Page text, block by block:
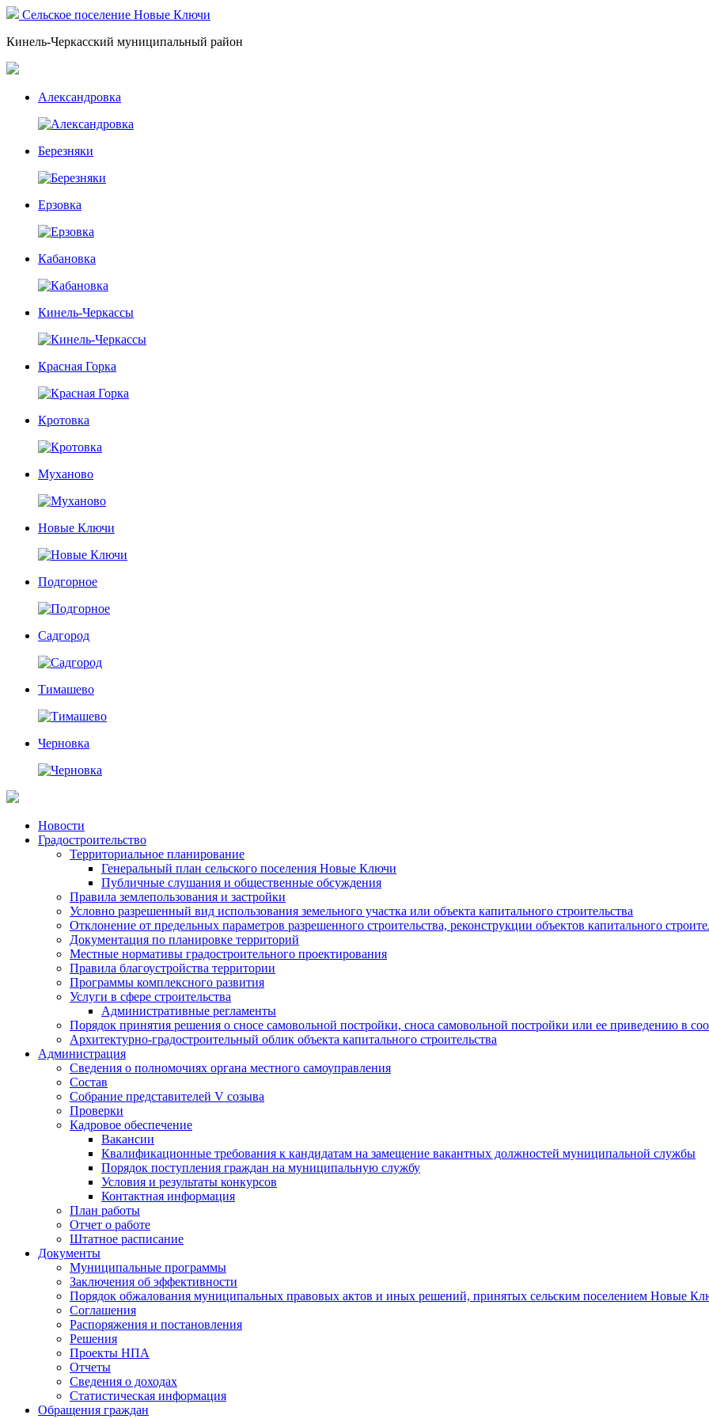
Сельское поселение Новые Ключи
Кинель-Черкасский муниципальный район
Александровка
Березняки
Ерзовка
Кабановка
Кинель-Черкассы
Красная Горка
Кротовка
Муханово
Новые Ключи
Подгорное
Садгород
Тимашево
Черновка
Перейти
содержимому
Новости
Градостроительство
Территориальное планирование
Генеральный план сельского поселения Новые Ключи
Публичные слушания и общественные обсуждения
Правила землепользования и застройки
Условно разрешенный вид использования земельного участка или объекта капитального строительства
Отклонение от предельных параметров разрешенного строительства, реконструкции объектов капитального
Документация по планировке территорий
Местные нормативы градостроительного проектирования
Правила благоустройства территории
Программы комплексного развития
Услуги в сфере строительства
Административные регламенты
Порядок принятия решения о сносе самовольной постройки, сноса самовольной постройки или ее приведению в
Архитектурно-градостроительный облик объекта капитального строительства
Администрация
Сведения о полномочиях органа местного самоуправления
Состав
Собрание представителей V созыва
Проверки
Кадровое обеспечение
Вакансии
Квалификационные требования к кандидатам на замещение вакантных должностей муниципальной службы
Порядок поступления граждан на муниципальную службу
Условия и результаты конкурсов
Контактная информация
План работы
Отчет о работе
Штатное расписание
Документы
Муниципальные программы
Заключения об эффективности
Порядок обжалования муниципальных правовых актов и иных решений, принятых сельским поселением Новые
Соглашения
Распоряжения и постановления
Решения
Проекты НПА
Отчеты
Сведения о доходах
Статистическая информация
Обращения граждан